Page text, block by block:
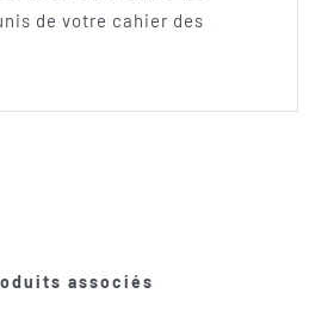
de votre cahier des
associés